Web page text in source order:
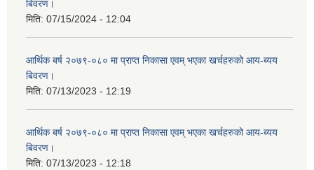
बिवरण।
मिति: 07/15/2024 - 12:04
आर्थिक बर्ष २०७९-०८० मा प्राप्त निकासा एवम् भएका खर्चहरुको आय-ब्यय
बिवरण।
मिति: 07/13/2023 - 12:19
आर्थिक बर्ष २०७९-०८० मा प्राप्त निकासा एवम् भएका खर्चहरुको आय-ब्यय
बिवरण।
मिति: 07/13/2023 - 12:18